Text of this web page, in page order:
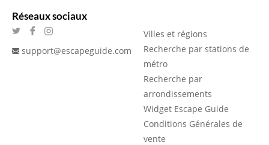
Réseaux sociaux
support@escapeguide.com
Villes et régions
Recherche par stations de
métro
Recherche par
arrondissements
Widget Escape Guide
Conditions Générales de
vente